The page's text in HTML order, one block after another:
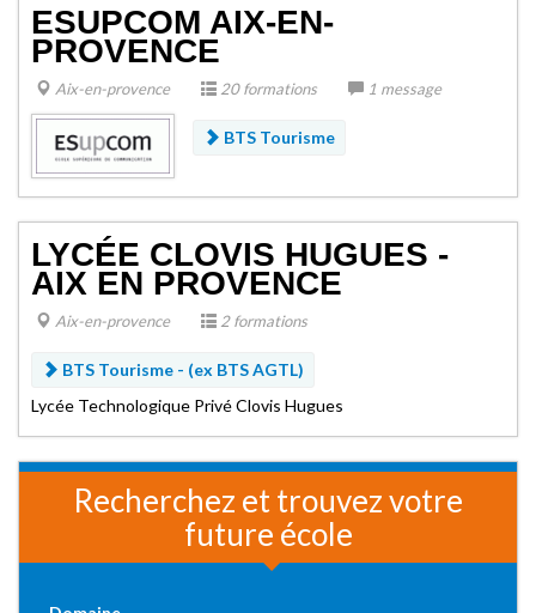
ESUPCOM AIX-EN-
PROVENCE
Aix-en-provence 20 formations 1 message
BTS Tourisme
LYCÉE CLOVIS HUGUES -
AIX EN PROVENCE
Aix-en-provence 2 formations
BTS Tourisme - (ex BTS AGTL)
Lycée Technologique Privé Clovis Hugues
Recherchez et trouvez votre
future école